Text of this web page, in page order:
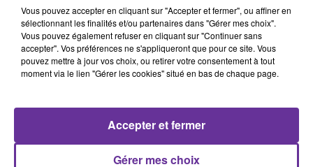
Quant au Premier ministre israélien, il a répété hier qu'il n'y
aura pas d'Etat palestinien. Benjamin Netanyahu a menacé
d'étendre la colonisation en Cisjordanie. Parallèlement, deux
ministres israéliens d'extrême droite appellent à l'annexion
Vous pouvez accepter en cliquant sur "Accepter et fermer", ou affiner en
sélectionnant les finalités et/ou partenaires dans "Gérer mes choix".
Vous pouvez également refuser en cliquant sur "Continuer sans
accepter". Vos préférences ne s'appliqueront que pour ce site. Vous
pouvez mettre à jour vos choix, ou retirer votre consentement à tout
moment via le lien "Gérer les cookies" situé en bas de chaque page.
Gérer mes choix
Accepter et fermer